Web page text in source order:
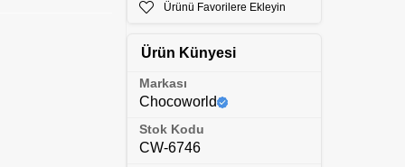
Ürünü Favorilere Ekleyin
Ürün Künyesi
Markası
Chocoworld
Stok Kodu
CW-6746